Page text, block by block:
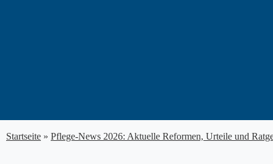
Startseite » Pflege-News 2026: Aktuelle Reformen, Urteile und